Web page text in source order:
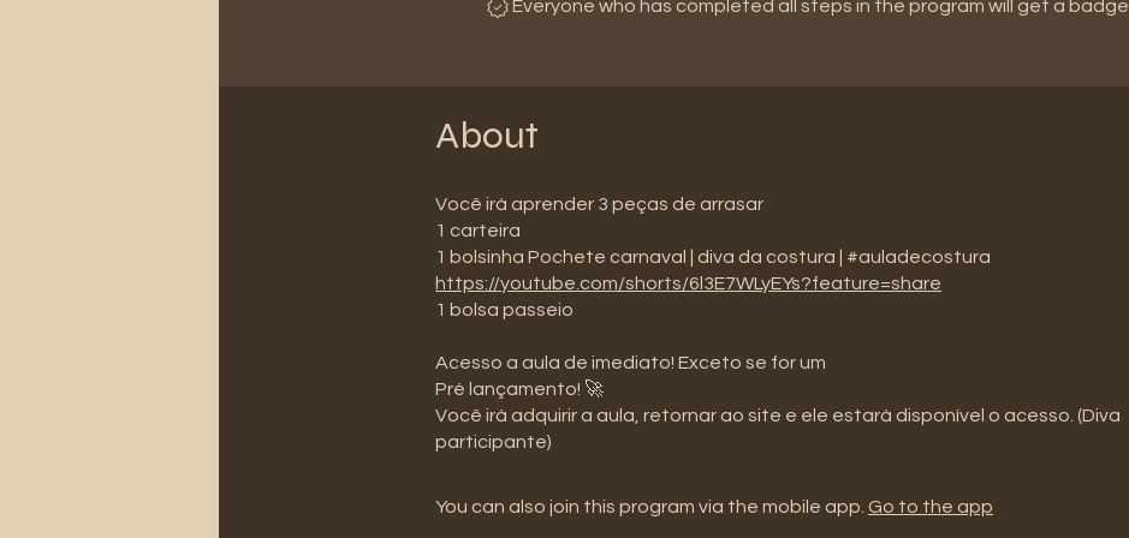
Everyone who has completed all steps in the program will get a badge.
About
Você irá aprender 3 peças de arrasar
1 carteira
https://youtube.com/shorts/6l3E7WLyEYs?feature=share
1 bolsa passeio
Acesso a aula de imediato! Exceto se for um
Pré lançamento! 🚀
Você irá adquirir a aula, retornar ao site e ele estará disponível o acesso. (Diva
participante)
You can also join this program via the mobile app. Go to the app